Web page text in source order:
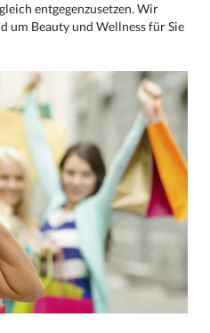
entgegenzusetzen. Wir
um Beauty und Wellness für Sie